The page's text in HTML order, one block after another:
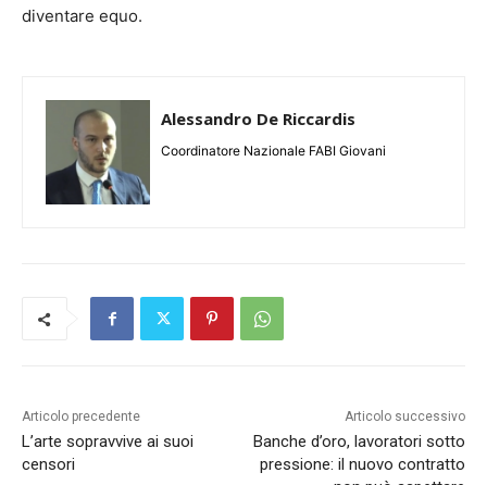
diventare equo.
Alessandro De Riccardis
Coordinatore Nazionale FABI Giovani
Articolo precedente
L’arte sopravvive ai suoi
censori
Articolo successivo
Banche d’oro, lavoratori sotto
pressione: il nuovo contratto